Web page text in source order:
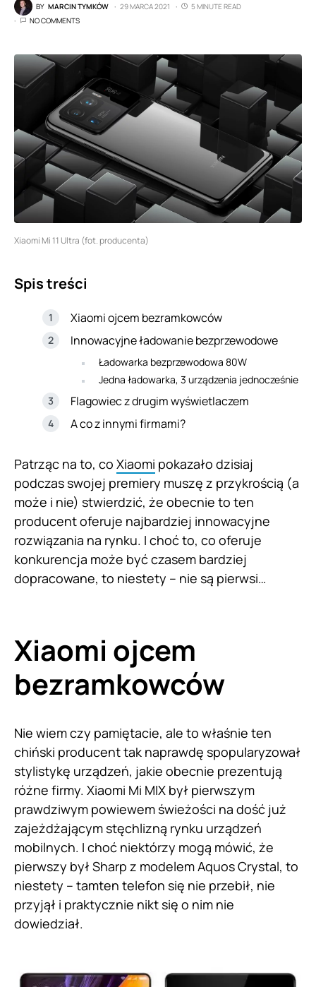
BY MARCIN TYMKÓW 29 MARCA 2021
5 MINUTE READ
NO COMMENTS
Xiaomi Mi 11 Ultra (fot. producenta)
Spis treści
Xiaomi ojcem bezramkowców
Innowacyjne ładowanie bezprzewodowe
Ładowarka bezprzewodowa 80W
Jedna ładowarka, 3 urządzenia jednocześnie
Flagowiec z drugim wyświetlaczem
A co z innymi firmami?
Patrząc na to, co Xiaomi pokazało dzisiaj
podczas swojej premiery muszę z przykrością (a
może i nie) stwierdzić, że obecnie to ten
producent oferuje najbardziej innowacyjne
rozwiązania na rynku. I choć to, co oferuje
konkurencja może być czasem bardziej
dopracowane, to niestety – nie są pierwsi…
Xiaomi ojcem
bezramkowców
Nie wiem czy pamiętacie, ale to właśnie ten
chiński producent tak naprawdę spopularyzował
stylistykę urządzeń, jakie obecnie prezentują
różne firmy. Xiaomi Mi MIX był pierwszym
prawdziwym powiewem świeżości na dość już
zajeżdżającym stęchlizną rynku urządzeń
mobilnych. I choć niektórzy mogą mówić, że
pierwszy był Sharp z modelem Aquos Crystal, to
niestety – tamten telefon się nie przebił, nie
przyjął i praktycznie nikt się o nim nie
dowiedział.